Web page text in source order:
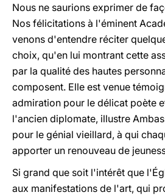
Nous ne saurions exprimer de
Nos félicitations à l'éminent
venons d'entendre réciter
choix, qu'en lui montrant cette
par la qualité des hautes
composent. Elle est venue
admiration pour le délicat poète
l'ancien diplomate, illustre
pour le génial vieillard, à qui
apporter un renouveau de
Si grand que soit l'intérêt que
aux manifestations de l'art, qui